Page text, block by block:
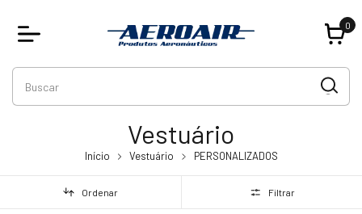
0
Vestuário
Início Vestuário PERSONALIZADOS
Ordenar Filtrar